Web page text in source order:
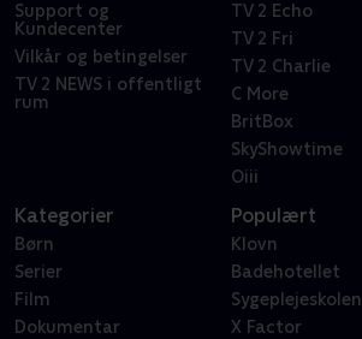
Support og
Kundecenter
Vilkår og betingelser
TV 2 NEWS i offentligt
rum
TV 2 Echo
TV 2 Fri
TV 2 Charlie
C More
BritBox
SkyShowtime
Oiii
Kategorier
Børn
Serier
Film
Dokumentar
Populært
Klovn
Badehotellet
Sygeplejeskolen
X Factor